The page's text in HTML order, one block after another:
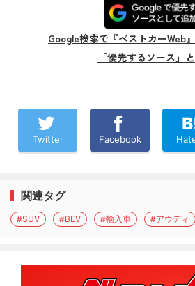
Google検索で『ベストカーWeb
「優先するソース」
Twitter Facebook
関連タグ
#SUV #BEV #輸入車 #アウディ